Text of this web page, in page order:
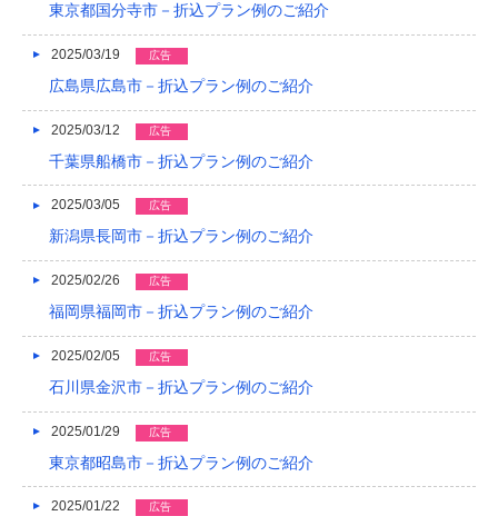
2014/05
2014/04
2014/03
2014/01
2013/12
2013/11
2013/10
2013/09
2013/06
東京都国分寺市－折込プラン例のご紹介
2025/03/19 広告
広島県広島市－折込プラン例のご紹介
2025/03/12 広告
千葉県船橋市－折込プラン例のご紹介
2025/03/05 広告
新潟県長岡市－折込プラン例のご紹介
2025/02/26 広告
福岡県福岡市－折込プラン例のご紹介
2025/02/05 広告
石川県金沢市－折込プラン例のご紹介
2025/01/29 広告
東京都昭島市－折込プラン例のご紹介
2025/01/22 広告